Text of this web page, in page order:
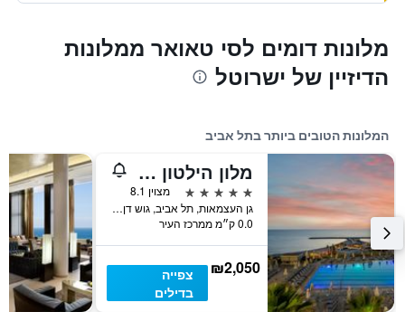
מלונות דומים לסי טאואר ממלונות
הדיזיין של ישרוטל
המלונות הטובים ביותר בתל אביב
מלון הילטון תל אביב
5 כוכבים
מצוין 8.1
גן העצמאות, תל אביב, גוש דן, ישראל
0.0 ק״מ ממרכז העיר
₪2,050
צפייה
בדילים